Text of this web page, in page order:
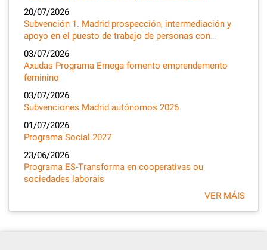
20/07/2026
Subvención 1. Madrid prospección, intermediación y
apoyo en el puesto de trabajo de personas con…
03/07/2026
Axudas Programa Emega fomento emprendemento
feminino
03/07/2026
Subvenciones Madrid autónomos 2026
01/07/2026
Programa Social 2027
23/06/2026
Programa ES-Transforma en cooperativas ou
sociedades laborais
VER MÁIS